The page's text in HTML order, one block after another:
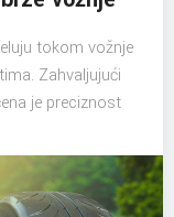
tokom vožnje
Zahvaljujući
je preciznost